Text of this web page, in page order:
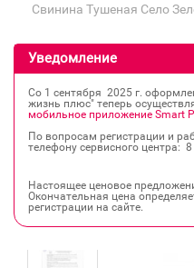
Свинина Тушеная Село
Уведомление
Со 1 сентября 2025 г.
жизнь плюс" теперь
мобильное приложение Smart
По вопросам регистрации и
телефону сервисного центра: 8
Настоящее ценовое
Окончательная цена
регистрации на сайте.